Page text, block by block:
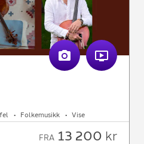
Folkemusikk Vise
FRA 13 200 kr